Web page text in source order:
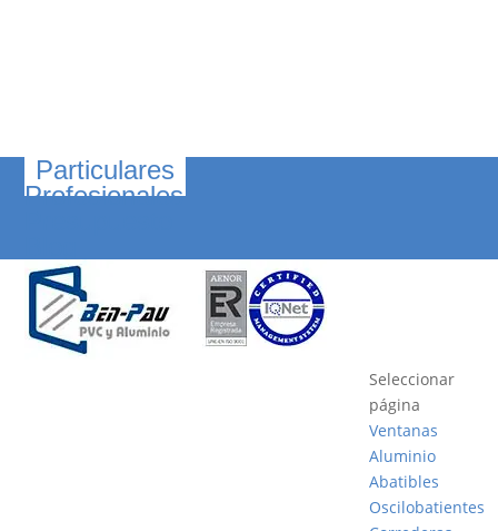
Particulares
Profesionales
Seleccionar
página
Ventanas
Aluminio
Abatibles
Oscilobatientes